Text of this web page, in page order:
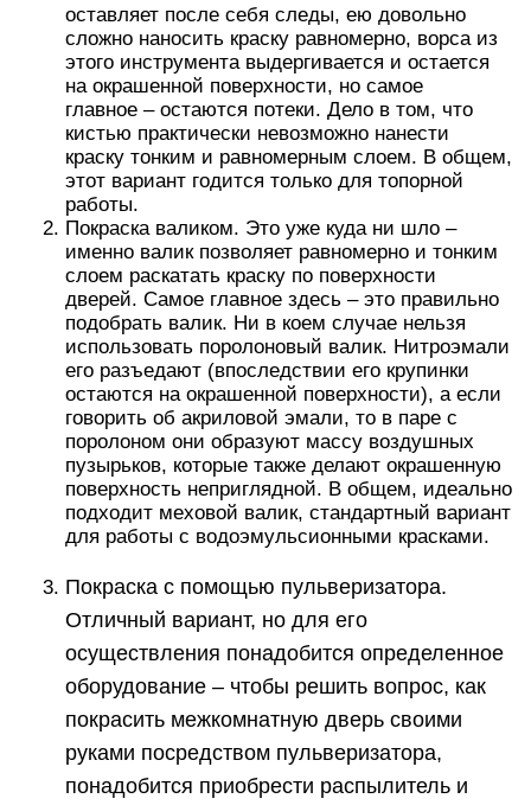
оставляет после себя следы, ею довольно
сложно наносить краску равномерно, ворса из
этого инструмента выдергивается и остается
на окрашенной поверхности, но самое
главное – остаются потеки. Дело в том, что
кистью практически невозможно нанести
краску тонким и равномерным слоем. В общем,
этот вариант годится только для топорной
работы.
Покраска валиком. Это уже куда ни шло –
именно валик позволяет равномерно и тонким
слоем раскатать краску по поверхности
дверей. Самое главное здесь – это правильно
подобрать валик. Ни в коем случае нельзя
использовать поролоновый валик. Нитроэмали
его разъедают (впоследствии его крупинки
остаются на окрашенной поверхности), а если
говорить об акриловой эмали, то в паре с
поролоном они образуют массу воздушных
пузырьков, которые также делают окрашенную
поверхность неприглядной. В общем, идеально
подходит меховой валик, стандартный вариант
для работы с водоэмульсионными красками.
Покраска с помощью пульверизатора.
Отличный вариант, но для его
осуществления понадобится определенное
оборудование – чтобы решить вопрос, как
покрасить межкомнатную дверь своими
руками посредством пульверизатора,
понадобится приобрести распылитель и